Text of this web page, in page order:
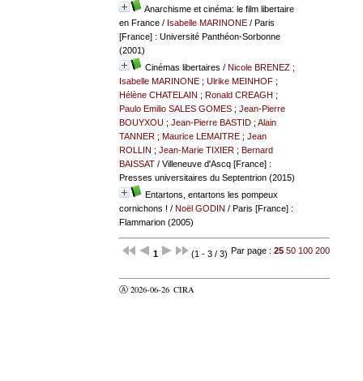
Anarchisme et cinéma: le film libertaire
en France/ Isabelle MARINONE/ Paris
[France] : Université Panthéon-Sorbonne
(2001)
Cinémas libertaires / Nicole BRENEZ;
Isabelle MARINONE; Ulrike MEINHOF;
Hélène CHATELAIN ; Ronald CREAGH ;
Paulo Emilio SALES GOMES; Jean-Pierre
BOUYXOU; Jean-Pierre BASTID; Alain
TANNER; Maurice LEMAITRE; Jean
ROLLIN ; Jean-Marie TIXIER; Bernard
BAISSAT/ Villeneuve d'Ascq [France] :
Presses universitaires du Septentrion (2015)
Entartons, entartons les pompeux
cornichons ! / Noël GODIN / Paris [France] :
Flammarion (2005)
1 (1 - 3 / 3) Par page : 25 50 100 200
Ⓐ 2026-06-26 CIRA